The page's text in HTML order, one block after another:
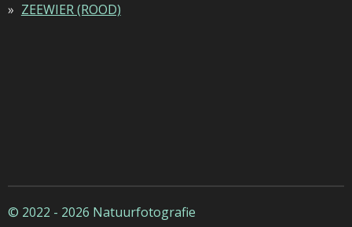
ZEEWIER (ROOD)
© 2022 - 2026 Natuurfotografie